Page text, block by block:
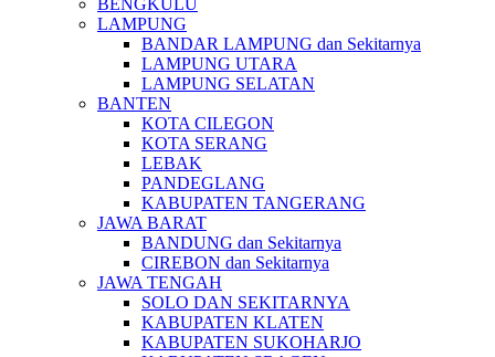
BENGKULU
LAMPUNG
BANDAR LAMPUNG dan Sekitarnya
LAMPUNG UTARA
LAMPUNG SELATAN
BANTEN
KOTA CILEGON
KOTA SERANG
LEBAK
PANDEGLANG
KABUPATEN TANGERANG
JAWA BARAT
BANDUNG dan Sekitarnya
CIREBON dan Sekitarnya
JAWA TENGAH
SOLO DAN SEKITARNYA
KABUPATEN KLATEN
KABUPATEN SUKOHARJO